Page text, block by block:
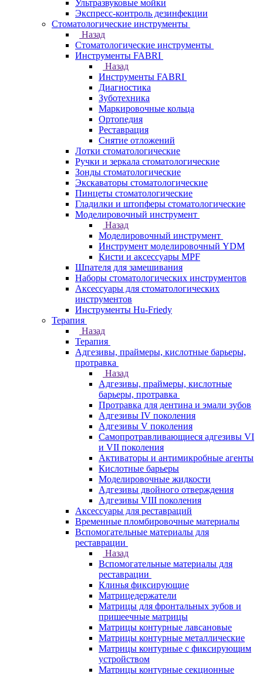
Ультразвуковые мойки
Экспресс-контроль дезинфекции
Стоматологические инструменты
Назад
Стоматологические инструменты
Инструменты FABRI
Назад
Инструменты FABRI
Диагностика
Зуботехника
Маркировочные кольца
Ортопедия
Реставрация
Снятие отложений
Лотки стоматологические
Ручки и зеркала стоматологические
Зонды стоматологические
Экскаваторы стоматологические
Пинцеты стоматологические
Гладилки и штопферы стоматологические
Моделировочный инструмент
Назад
Моделировочный инструмент
Инструмент моделировочный YDM
Кисти и аксессуары MPF
Шпателя для замешивания
Наборы стоматологических инструментов
Аксессуары для стоматологических
инструментов
Инструменты Hu-Friedy
Терапия
Назад
Терапия
Адгезивы, праймеры, кислотные барьеры,
протравка
Назад
Адгезивы, праймеры, кислотные
барьеры, протравка
Протравка для дентина и эмали зубов
Адгезивы IV поколения
Адгезивы V поколения
Самопротравливающиеся адгезивы VI
и VII поколения
Активаторы и антимикробные агенты
Кислотные барьеры
Моделировочные жидкости
Адгезивы двойного отверждения
Адгезивы VIII поколения
Аксессуары для реставраций
Временные пломбировочные материалы
Вспомогательные материалы для
реставрации
Назад
Вспомогательные материалы для
реставрации
Клинья фиксирующие
Матрицедержатели
Матрицы для фронтальных зубов и
пришеечные матрицы
Матрицы контурные лавсановые
Матрицы контурные металлические
Матрицы контурные с фиксирующим
устройством
Матрицы контурные секционные